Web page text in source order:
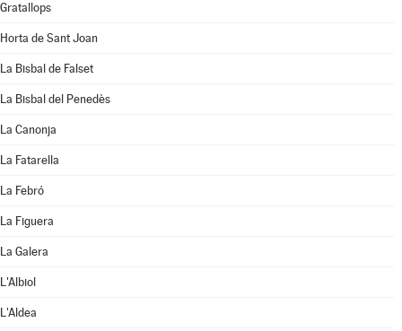
Gratallops
Horta de Sant Joan
La Bisbal de Falset
La Bisbal del Penedès
La Canonja
La Fatarella
La Febró
La Figuera
La Galera
L'Albiol
L'Aldea